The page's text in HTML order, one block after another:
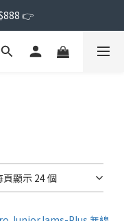
👉
頁顯示 24 個